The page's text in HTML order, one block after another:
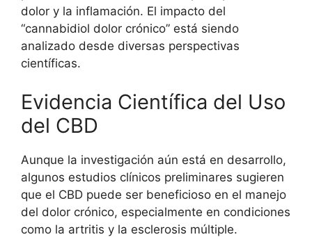
dolor y la inflamación. El impacto del
“cannabidiol dolor crónico” está siendo
analizado desde diversas perspectivas
científicas.
Evidencia Científica del Uso
del CBD
Aunque la investigación aún está en desarrollo,
algunos estudios clínicos preliminares sugieren
que el CBD puede ser beneficioso en el manejo
del dolor crónico, especialmente en condiciones
como la artritis y la esclerosis múltiple.